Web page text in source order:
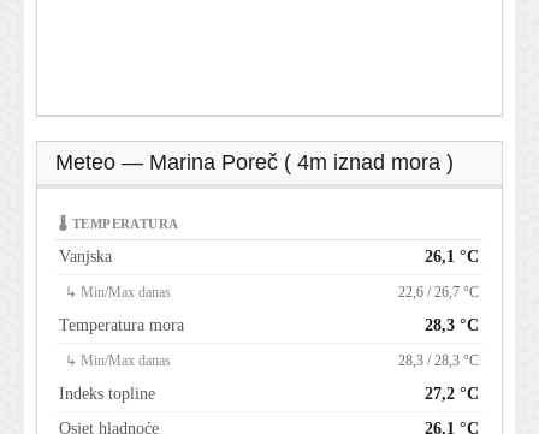
Meteo — Marina Poreč ( 4m iznad mora )
🌡 TEMPERATURA
Vanjska 26,1 °C
↳ Min/Max danas 22,6 / 26,7 °C
Temperatura mora 28,3 °C
↳ Min/Max danas 28,3 / 28,3 °C
Indeks topline
27,2 °C
Osjet hladnoće
26,1 °C